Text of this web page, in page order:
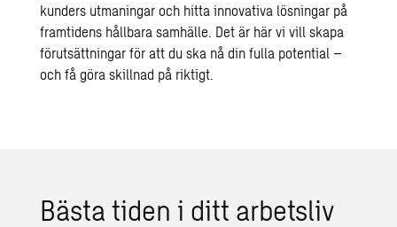
kunders utmaningar och hitta innovativa lösningar på
framtidens hållbara samhälle. Det är här vi vill skapa
förutsättningar för att du ska nå din fulla potential –
och få göra skillnad på riktigt.
Bästa tiden i ditt arbetsliv